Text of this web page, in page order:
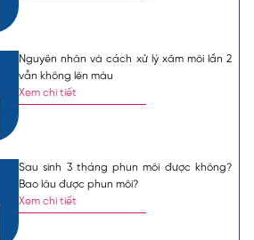
Nguyên nhân và cách xử lý xăm môi lần 2
vẫn không lên màu
Xem chi tiết
Sau sinh 3 tháng phun môi được không?
Bao lâu được phun môi?
Xem chi tiết